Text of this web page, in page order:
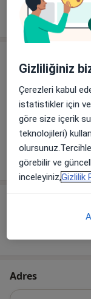
Kontrol
Preoperatif
Randevu
Adres
Gizliliğiniz
Çerezleri kabul
istatistikler için
göre size içerik
teknolojileri)
görebilir ve
inceleyiniz,Gizlilik